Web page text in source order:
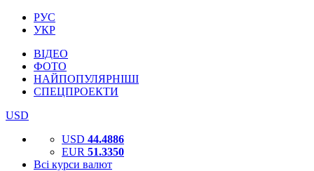
РУС
УКР
ВІДЕО
ФОТО
НАЙПОПУЛЯРНІШІ
СПЕЦПРОЕКТИ
USD
USD 44.4886
EUR 51.3350
Всі курси валют